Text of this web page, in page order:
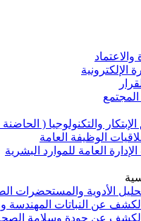
الإلكترونية
والتكنولوجيا ( الحاضنة
الوظيفة العامة
العامة للموارد البشرية
الأدوية والمستحضرات
عن النباتات المهندسة
عن جودة وسلامة الصحة